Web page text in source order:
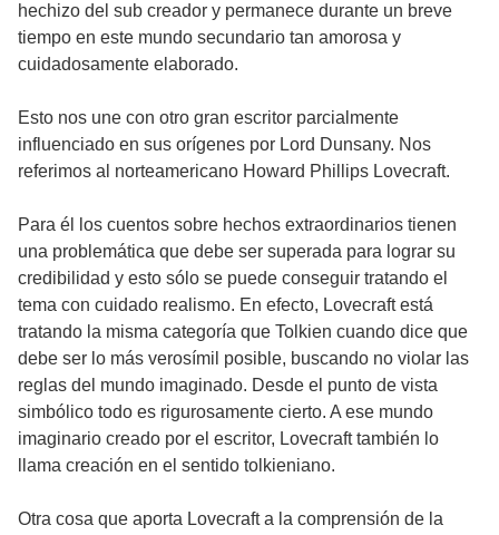
hechizo del sub creador y permanece durante un breve
tiempo en este mundo secundario tan amorosa y
cuidadosamente elaborado.
Esto nos une con otro gran escritor parcialmente
influenciado en sus orígenes por Lord Dunsany. Nos
referimos al norteamericano Howard Phillips Lovecraft.
Para él los cuentos sobre hechos extraordinarios tienen
una problemática que debe ser superada para lograr su
credibilidad y esto sólo se puede conseguir tratando el
tema con cuidado realismo. En efecto, Lovecraft está
tratando la misma categoría que Tolkien cuando dice que
debe ser lo más verosímil posible, buscando no violar las
reglas del mundo imaginado. Desde el punto de vista
simbólico todo es rigurosamente cierto. A ese mundo
imaginario creado por el escritor, Lovecraft también lo
llama creación en el sentido tolkieniano.
Otra cosa que aporta Lovecraft a la comprensión de la